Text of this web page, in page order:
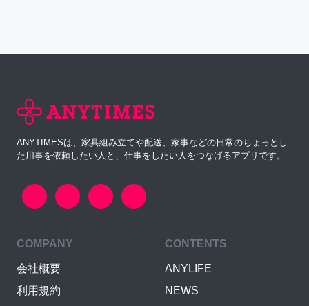
ANYTIMESは、家具組み立てや配送、家事などの日常のちょっとし
た用事を依頼したい人と、仕事をしたい人をつなげるアプリです。
COMPANY
会社概要
利用規約
CONTENTS
ANYLIFE
NEWS